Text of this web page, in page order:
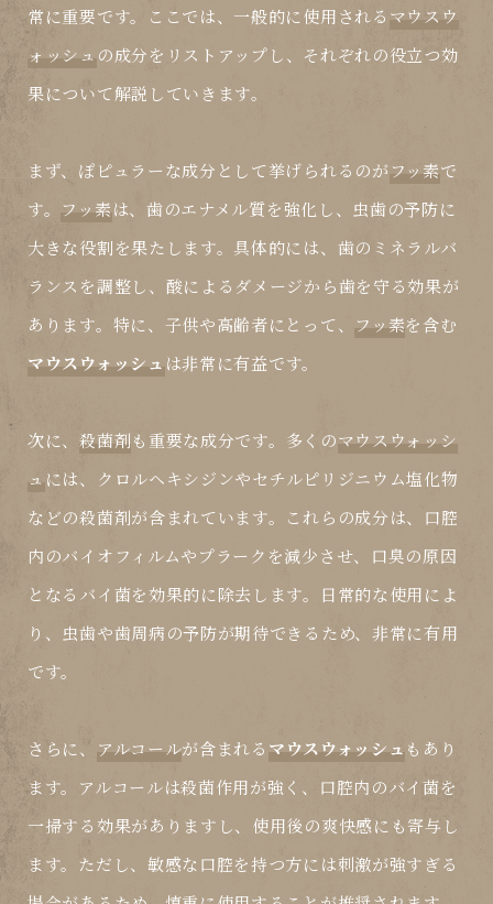
常に重要です。ここでは、一般的に使用される マウスウ
ォッシュ の成分をリストアップし、それぞれの役立つ効
果について解説していきます。
まず、ぽピュラーな成分として挙げられるのがフッ素で
す。 フッ素は、歯のエナメル質を強化し、虫歯の予防に
大きな役割を果たします。具体的には、歯のミネラルバ
ランスを調整し、酸によるダメージから歯を守る効果が
あります。特に、子供や高齢者にとって、 フッ素を含む
マウスウォッシュ は非常に有益です。
次に、殺菌剤も重要な成分です。多くのマウスウォッシ
ュ には、クロルヘキシジンやセチルピリジニウム塩化物
などの殺菌剤が含まれています。これらの成分は、口腔
内のバイオフィルムやプラークを減少させ、口臭の原因
となるバイ菌を効果的に除去します。日常的な使用によ
り、虫歯や歯周病の予防が期待できるため、非常に有用
です。
さらに、 アルコールが含まれる マウスウォッシュ もあり
ます。アルコールは殺菌作用が強く、口腔内のバイ菌を
一掃する効果がありますし、使用後の爽快感にも寄与し
ます。ただし、敏感な口腔を持つ方には刺激が強すぎる